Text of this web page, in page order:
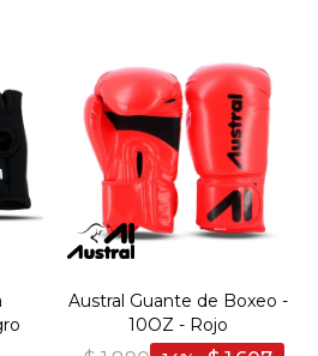
Austral Guante de Boxeo -
10OZ - Rojo